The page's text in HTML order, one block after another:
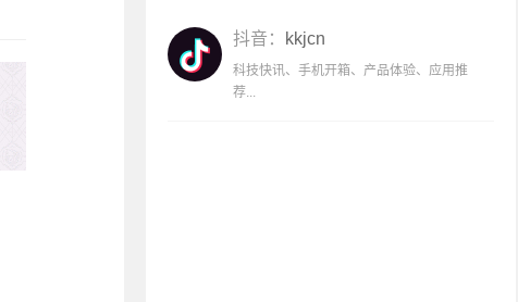
抖音： kkjcn
科技快讯、手机开箱、产品体验、应用推
荐...